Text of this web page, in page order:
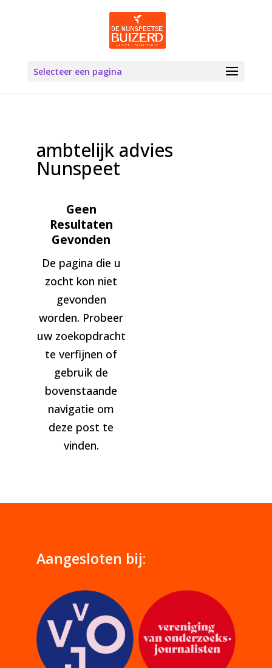
Selecteer een pagina
ambtelijk advies
Nunspeet
Geen
Resultaten
Gevonden
De pagina die u
zocht kon niet
gevonden
worden. Probeer
uw zoekopdracht
te verfijnen of
gebruik de
bovenstaande
navigatie om
deze post te
vinden.
Aangesloten bij: